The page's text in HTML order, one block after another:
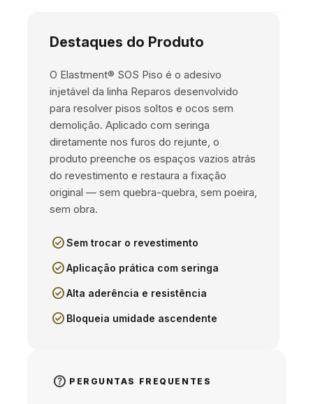
Destaques do Produto
O Elastment® SOS Piso é o adesivo
injetável da linha Reparos desenvolvido
para resolver pisos soltos e ocos sem
demolição. Aplicado com seringa
diretamente nos furos do rejunte, o
produto preenche os espaços vazios atrás
do revestimento e restaura a fixação
original — sem quebra-quebra, sem poeira,
sem obra.
check_circleSem trocar o revestimento
check_circleAplicação prática com seringa
check_circleAlta aderência e resistência
check_circle Bloqueia umidade ascendente
help PERGUNTAS FREQUENTES